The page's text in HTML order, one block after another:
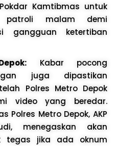
Kamtibmas untuk
patroli malam demi
gangguan ketertiban
Kabar pocong
juga dipastikan
Polres Metro Depok
video yang beredar.
Polres Metro Depok, AKP
menegaskan akan
tegas jika ada oknum